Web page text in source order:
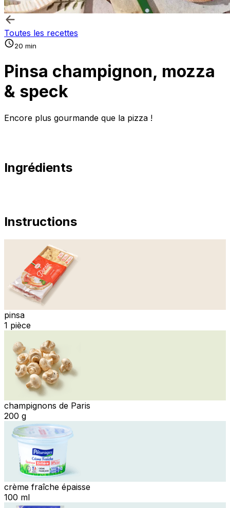
Toutes les recettes
20 min
Pinsa champignon, mozza
& speck
Encore plus gourmande que la pizza !
Ingrédients
Instructions
pinsa
1 pièce
champignons de Paris
200 g
crème fraîche épaisse
100 ml